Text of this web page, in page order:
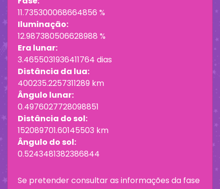
11.735300068664856 %
Iluminação:
12.987380506628988 %
Era lunar:
3.4655031936411764 dias
Distância da lua:
400235.2257311289 km
Ângulo lunar:
0.4976027728098851
Distância do sol:
152089701.60145503 km
Ângulo do sol:
0.5243481382386844
Se pretender consultar as informações da fase